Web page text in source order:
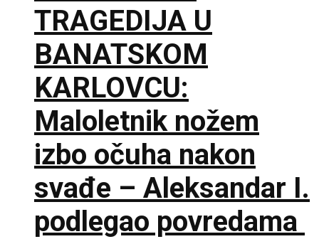
TRAGEDIJA U
BANATSKOM
KARLOVCU:
Maloletnik nožem
izbo očuha nakon
svađe – Aleksandar I.
podlegao povredama